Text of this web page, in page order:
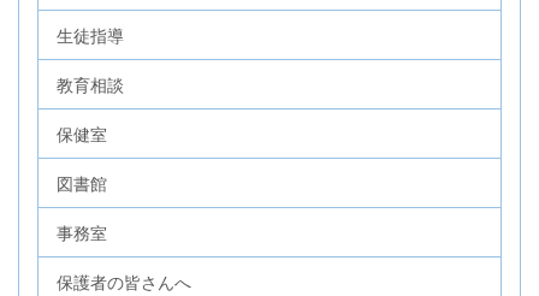
生徒指導
教育相談
保健室
図書館
事務室
保護者の皆さんへ